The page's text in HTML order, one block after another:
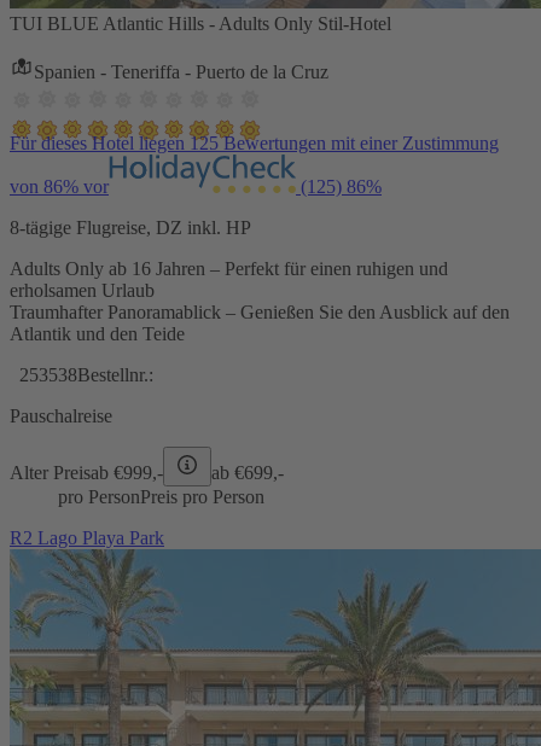
TUI BLUE Atlantic Hills - Adults Only Stil-Hotel
Spanien - Teneriffa - Puerto de la Cruz
Für dieses Hotel liegen 125 Bewertungen mit einer Zustimmung
von 86% vor (125) 86%
8-tägige Flugreise, DZ inkl. HP
Adults Only ab 16 Jahren – Perfekt für einen ruhigen und
erholsamen Urlaub
Traumhafter Panoramablick – Genießen Sie den Ausblick auf den
Atlantik und den Teide
253538Bestellnr.:
Pauschalreise
Alter Preisab €999,- ab €699,-
pro PersonPreis pro Person
R2 Lago Playa Park